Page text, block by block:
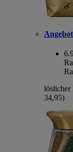
löslicher
34,95)